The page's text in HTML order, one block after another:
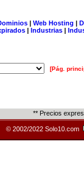
| Web Hosting |
| Industrias |
[Pág.
** Precios
© 2002/2022 Solo10.com